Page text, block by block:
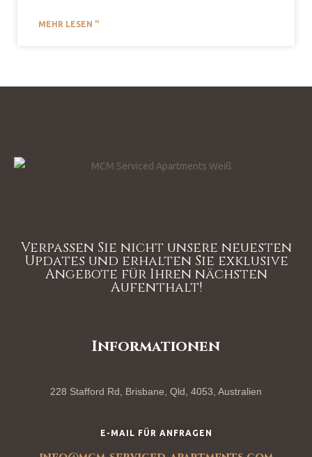
MEHR LESEN "
Verpassen Sie nicht unsere neuesten
Updates und erhalten Sie exklusive
Angebote für Ihren nächsten
Aufenthalt!
Informationen
228 Stafford Rd, Brisbane, Qld, 4053, Australien
E-MAIL FÜR ANFRAGEN